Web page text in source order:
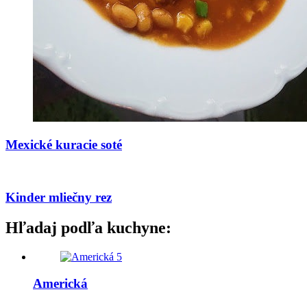
Mexické kuracie soté
Kinder mliečny rez
Hľadaj podľa kuchyne:
5
Americká